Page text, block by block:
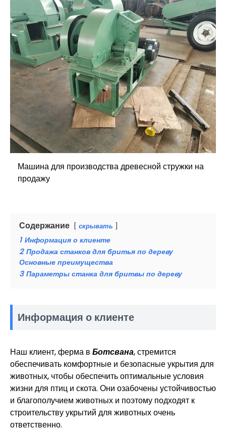
Машина для производства древесной стружки на
продажу
Содержание скрывать
1 Информация о клиенте
2 Продажа станков для бритья по дереву
Основные преимущества
3 Параметры станка для бритвы по дереву
Информация о клиенте
Наш клиент, ферма в Ботсвана, стремится
обеспечивать комфортные и безопасные укрытия для
животных, чтобы обеспечить оптимальные условия
жизни для птиц и скота. Они озабочены устойчивостью
и благополучием животных и поэтому подходят к
строительству укрытий для животных очень
ответственно.